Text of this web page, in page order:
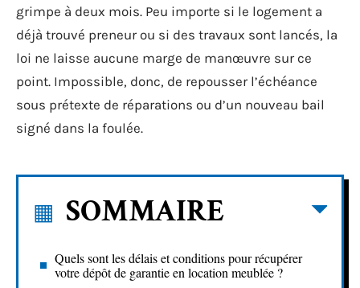
grimpe à deux mois. Peu importe si le logement a
déjà trouvé preneur ou si des travaux sont lancés, la
loi ne laisse aucune marge de manœuvre sur ce
point. Impossible, donc, de repousser l’échéance
sous prétexte de réparations ou d’un nouveau bail
signé dans la foulée.
SOMMAIRE
Quels sont les délais et conditions pour récupérer
votre dépôt de garantie en location meublée ?